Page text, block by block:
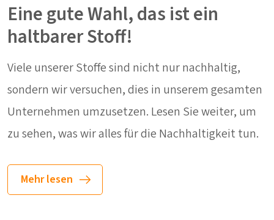
Eine gute Wahl, das ist ein
haltbarer Stoff!
Viele unserer Stoffe sind nicht nur nachhaltig,
sondern wir versuchen, dies in unserem gesamten
Unternehmen umzusetzen. Lesen Sie weiter, um
zu sehen, was wir alles für die Nachhaltigkeit tun.
Mehr lesen